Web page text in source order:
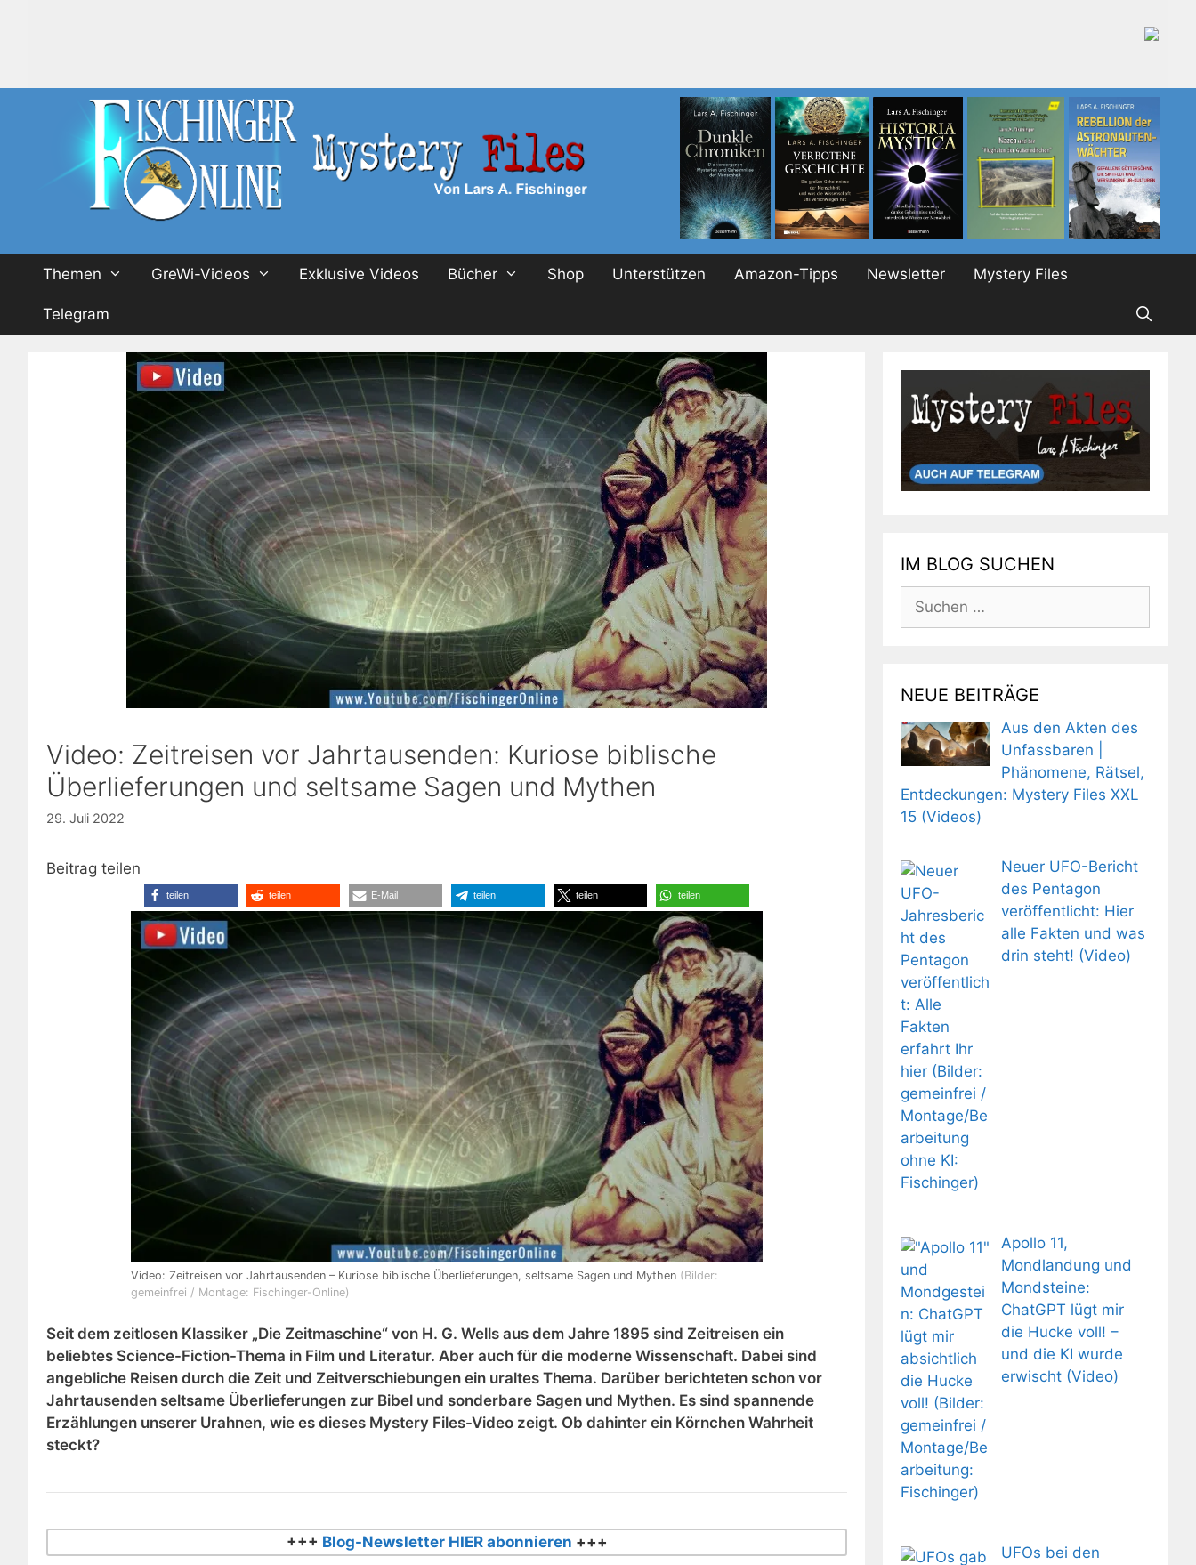
Themen GreWi-Videos Exklusive Videos Bücher Shop Unterstützen Amazon-Tipps Newsletter Mystery Files
Telegram
Video: Zeitreisen vor Jahrtausenden: Kuriose biblische
Überlieferungen und seltsame Sagen und Mythen
29. Juli 2022
Beitrag teilen
teilen teilen E-Mail teilen teilen teilen
Video: Zeitreisen vor Jahrtausenden – Kuriose biblische Überlieferungen, seltsame Sagen und Mythen (Bilder:
gemeinfrei / Montage: Fischinger-Online)
Seit dem zeitlosen Klassiker „Die Zeitmaschine“ von H. G. Wells aus dem Jahre 1895 sind Zeitreisen ein
beliebtes Science-Fiction-Thema in Film und Literatur. Aber auch für die moderne Wissenschaft. Dabei sind
angebliche Reisen durch die Zeit und Zeitverschiebungen ein uraltes Thema. Darüber berichteten schon vor
Jahrtausenden seltsame Überlieferungen zur Bibel und sonderbare Sagen und Mythen. Es sind spannende
Erzählungen unserer Urahnen, wie es dieses Mystery Files-Video zeigt. Ob dahinter ein Körnchen Wahrheit
steckt?
+++ Blog-Newsletter HIER abonnieren +++
IM BLOG SUCHEN
Suchen
nach:
NEUE BEITRÄGE
Aus den Akten des
Unfassbaren |
Phänomene, Rätsel,
Entdeckungen: Mystery Files XXL
15 (Videos)
Neuer UFO-Bericht
des Pentagon
veröffentlicht: Hier
alle Fakten und was
drin steht! (Video)
Apollo 11,
Mondlandung und
Mondsteine:
ChatGPT lügt mir
die Hucke voll! –
und die KI wurde
erwischt (Video)
UFOs bei den